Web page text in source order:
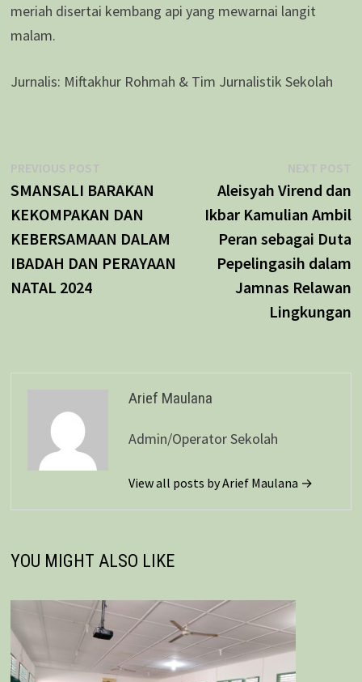
meriah disertai kembang api yang mewarnai langit
malam.
Jurnalis: Miftakhur Rohmah & Tim Jurnalistik Sekolah
Navigasi
pos
PREVIOUS POSTPrevious
post:
SMANSALI BARAKAN
KEKOMPAKAN DAN
KEBERSAMAAN DALAM
IBADAH DAN PERAYAAN
NATAL 2024
NEXT POST
Aleisyah Virend dan
Ikbar Kamulian Ambil
Peran sebagai Duta
Pepelingasih dalam
Jamnas Relawan
Lingkungan
Arief Maulana
Admin/Operator Sekolah
View all posts by Arief Maulana →
YOU MIGHT ALSO LIKE